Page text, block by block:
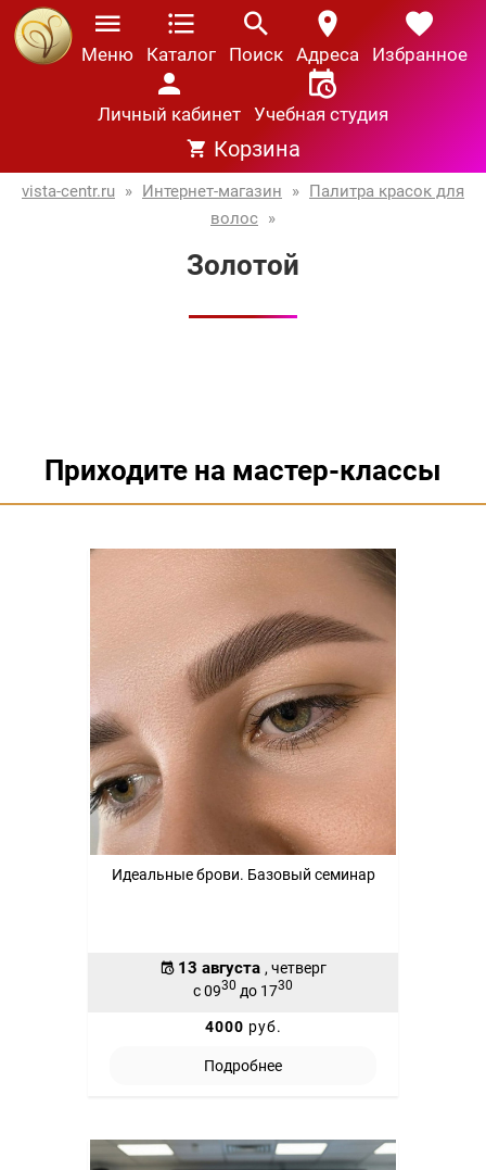
Меню Каталог Поиск Адреса Избранное
Личный кабинет Учебная студия
Корзина
vista-centr.ru » Интернет-магазин » Палитра красок для
волос »
Золотой
Приходите на мастер-классы
Идеальные брови. Базовый семинар
13 августа , четверг
с 0930 до 1730
4000 руб.
Подробнее